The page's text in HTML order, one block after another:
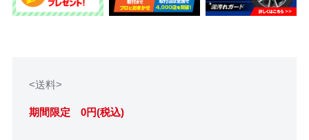
<送料>
期間限定 0円(税込)